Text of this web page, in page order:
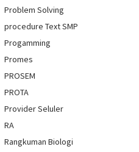
Problem Solving
procedure Text SMP
Progamming
Promes
PROSEM
PROTA
Provider Seluler
RA
Rangkuman Biologi